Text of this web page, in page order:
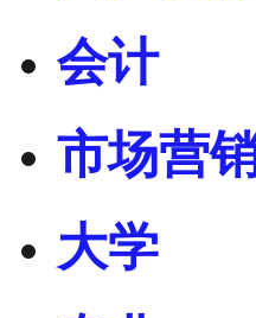
会计
市场营
大学